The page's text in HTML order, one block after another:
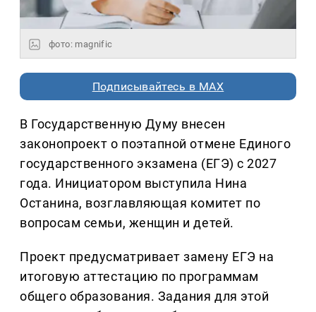
фото: magnific
Подписывайтесь в MAX
В Государственную Думу внесен
законопроект о поэтапной отмене Единого
государственного экзамена (ЕГЭ) с 2027
года. Инициатором выступила Нина
Останина, возглавляющая комитет по
вопросам семьи, женщин и детей.
Проект предусматривает замену ЕГЭ на
итоговую аттестацию по программам
общего образования. Задания для этой